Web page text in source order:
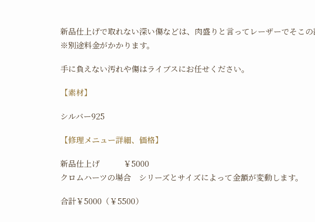
新品仕上げで取れない深い傷などは、肉盛りと言ってレーザーでそこの
※別途料金がかかります。
手に負えない汚れや傷はライブスにお任せください。
【素材】
シルバー925
【修理メニュー詳細、価格】
新品仕上げ ￥5000
クロムハーツの場合 シリーズとサイズによって金額が変動します。
合計￥5000（￥5500）